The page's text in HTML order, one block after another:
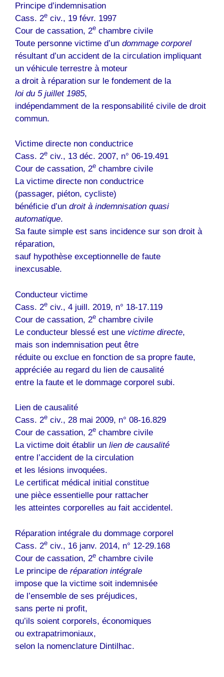
Principe d’indemnisation
Cass. 2e civ., 19 févr. 1997
Cour de cassation, 2e chambre civile
Toute personne victime d’un dommage corporel
résultant d’un accident de la circulation impliquant
un véhicule terrestre à moteur
a droit à réparation sur le fondement de la
loi du 5 juillet 1985,
indépendamment de la responsabilité civile de droit
commun.
Victime directe non conductrice
Cass. 2e civ., 13 déc. 2007, n° 06-19.491
Cour de cassation, 2e chambre civile
La victime directe non conductrice
(passager, piéton, cycliste)
bénéficie d’un droit à indemnisation quasi
automatique.
Sa faute simple est sans incidence sur son droit à
réparation,
sauf hypothèse exceptionnelle de faute
inexcusable.
Conducteur victime
Cass. 2e civ., 4 juill. 2019, n° 18-17.119
Cour de cassation, 2e chambre civile
Le conducteur blessé est une victime directe,
mais son indemnisation peut être
réduite ou exclue en fonction de sa propre faute,
appréciée au regard du lien de causalité
entre la faute et le dommage corporel subi.
Lien de causalité
Cass. 2e civ., 28 mai 2009, n° 08-16.829
Cour de cassation, 2e chambre civile
La victime doit établir un lien de causalité
entre l’accident de la circulation
et les lésions invoquées.
Le certificat médical initial constitue
une pièce essentielle pour rattacher
les atteintes corporelles au fait accidentel.
Réparation intégrale du dommage corporel
Cass. 2e civ., 16 janv. 2014, n° 12-29.168
Cour de cassation, 2e chambre civile
Le principe de réparation intégrale
impose que la victime soit indemnisée
de l’ensemble de ses préjudices,
sans perte ni profit,
qu’ils soient corporels, économiques
ou extrapatrimoniaux,
selon la nomenclature Dintilhac.